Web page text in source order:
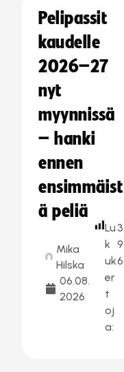
Pelipassit
kaudelle
2026–27
nyt
myynnissä
– hanki
ennen
ensimmäist
ä peliä
Mika
Hilska
06.08.
2026
Lu
k
uk
er
t
oj
a:
3
9
6